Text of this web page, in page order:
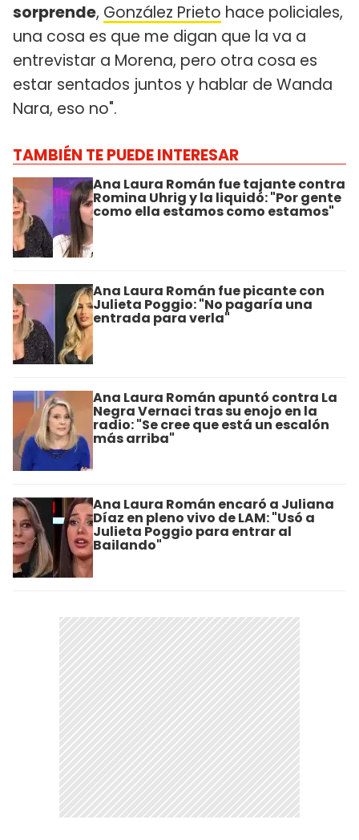
sorprende, González Prieto hace policiales,
una cosa es que me digan que la va a
entrevistar a Morena, pero otra cosa es
estar sentados juntos y hablar de Wanda
Nara, eso no".
TAMBIÉN TE PUEDE INTERESAR
Ana Laura Román fue tajante contra
Romina Uhrig y la liquidó: "Por gente
como ella estamos como estamos"
Ana Laura Román fue picante con
Julieta Poggio: "No pagaría una
entrada para verla"
Ana Laura Román apuntó contra La
Negra Vernaci tras su enojo en la
radio: "Se cree que está un escalón
más arriba"
Ana Laura Román encaró a Juliana
Díaz en pleno vivo de LAM: "Usó a
Julieta Poggio para entrar al
Bailando"